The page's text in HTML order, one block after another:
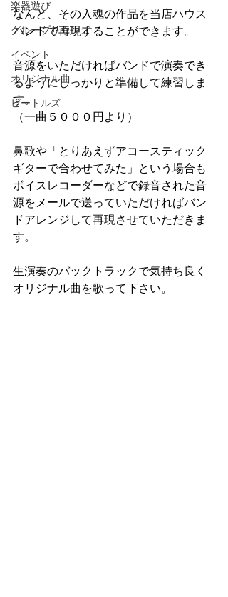
楽器遊び
グループサウンズ
イベント
オリジナル曲
ビートルズ
なんと、その入魂の作品を当店ハウス
バンドで再現することができます。
音源をいただければバンドで演奏でき
るようにしっかりと準備して練習しま
す。
（一曲５０００円より）
鼻歌や「とりあえずアコースティック
ギターで合わせてみた」という場合も
ボイスレコーダーなどで録音された音
源をメールで送っていただければバン
ドアレンジして再現させていただきま
す。
生演奏のバックトラックで気持ち良く
オリジナル曲を歌って下さい。